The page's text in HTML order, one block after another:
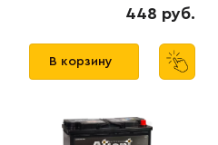
448 руб.
В корзину